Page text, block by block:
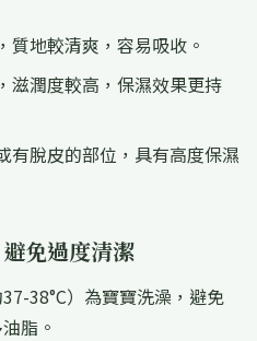
質地較清爽，容易吸收。
滋潤度較高，保濕效果更持
有脫皮的部位，具有高度保濕
免過度清潔
37-38°C）為寶寶洗澡，避免
脂。